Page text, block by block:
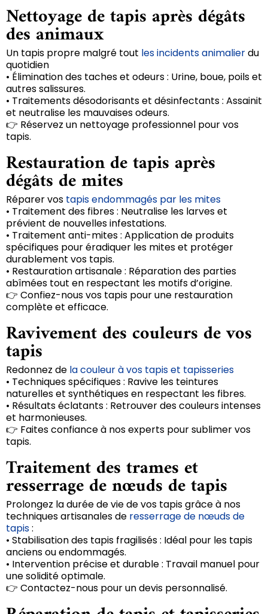
Nettoyage de tapis après dégâts
des animaux
Un tapis propre malgré tout les incidents animalierdu
quotidien
• Élimination des taches et odeurs : Urine, boue, poils et
autres salissures.
• Traitements désodorisants et désinfectants : Assainit
et neutralise les mauvaises odeurs.
👉 Réservez un nettoyage professionnel pour vos
tapis.
Restauration de tapis après
dégâts de mites
Réparer vos tapis endommagés par les mites
• Traitement des fibres : Neutralise les larves et
prévient de nouvelles infestations.
• Traitement anti-mites : Application de produits
spécifiques pour éradiquer les mites et protéger
durablement vos tapis.
• Restauration artisanale : Réparation des parties
abîmées tout en respectant les motifs d’origine.
👉 Confiez-nous vos tapis pour une restauration
complète et efficace.
Ravivement des couleurs de vos
tapis
Redonnez de la couleur à vos tapis et tapisseries
• Techniques spécifiques : Ravive les teintures
naturelles et synthétiques en respectant les fibres.
• Résultats éclatants : Retrouver des couleurs intenses
et harmonieuses.
👉 Faites confiance à nos experts pour sublimer vos
tapis.
Traitement des trames et
resserrage de nœuds de tapis
Prolongez la durée de vie de vos tapis grâce à nos
techniques artisanales de resserrage de nœuds de
tapis:
• Stabilisation des tapis fragilisés : Idéal pour les tapis
anciens ou endommagés.
• Intervention précise et durable : Travail manuel pour
une solidité optimale.
👉 Contactez-nous pour un devis personnalisé.